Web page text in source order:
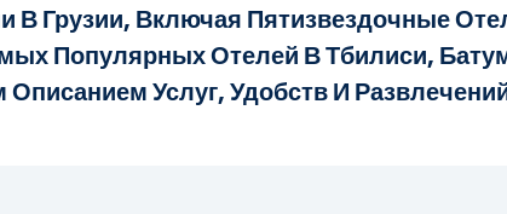
Грузии, Включая Пятизвездочные
Популярных Отелей В Тбилиси,
Услуг, Удобств И